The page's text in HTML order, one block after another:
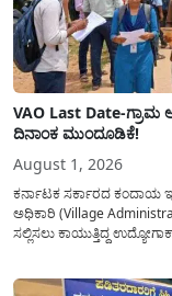
VAO Last Date-
ದಿನಾಂಕ ಮುಂದೂಡಿಕೆ!
August 1, 2026
ಕರ್ನಾಟಕ ಸರ್ಕಾರದ ಕಂದಾಯ
ಅಧಿಕಾರಿ (Village
ಸಲ್ಲಿಸಲು ಕಾಯುತ್ತಿದ್ದ